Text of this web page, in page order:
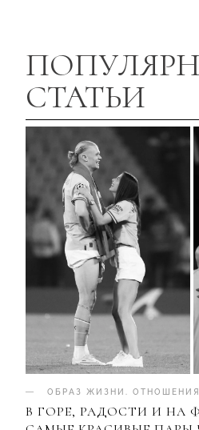
СТАТЬИ
ОБРАЗ ЖИЗНИ ОТНОШЕНИЯ
В ГОРЕ, РАДОСТИ И НА